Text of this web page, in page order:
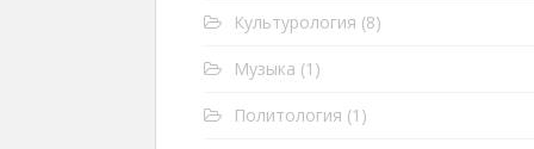
Культурология (8)
Музыка (1)
Политология (1)